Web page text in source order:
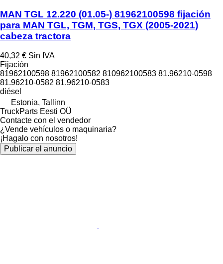
MAN TGL 12.220 (01.05-) 81962100598 fijación
para MAN TGL, TGM, TGS, TGX (2005-2021)
cabeza tractora
40,32 € Sin IVA
Fijación
81962100598 81962100582 810962100583 81.96210-0598
81.96210-0582 81.96210-0583
diésel
Estonia, Tallinn
TruckParts Eesti OÜ
Contacte con el vendedor
¿Vende vehículos o maquinaria?
¡Hagalo con nosotros!
Publicar el anuncio